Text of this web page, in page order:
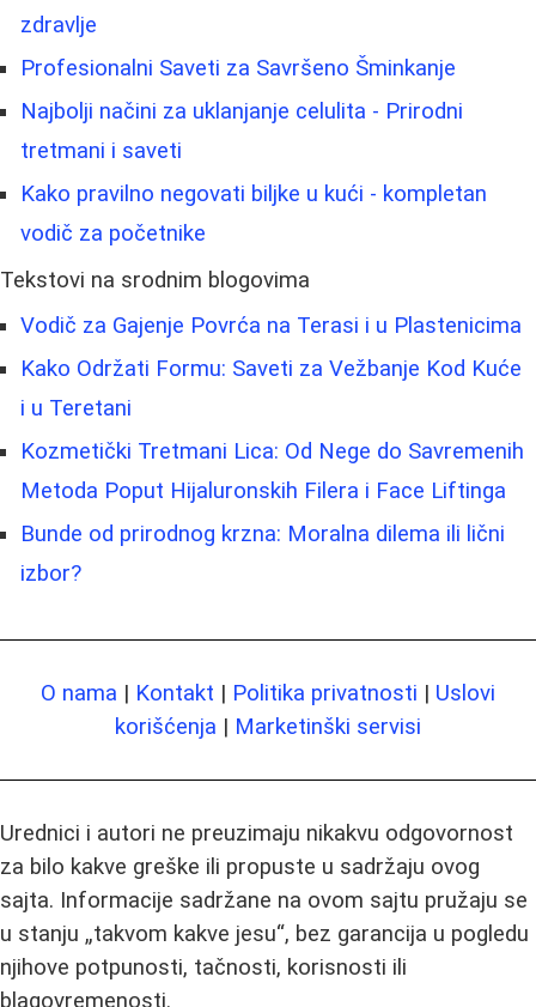
zdravlje
Profesionalni Saveti za Savršeno Šminkanje
Najbolji načini za uklanjanje celulita - Prirodni
tretmani i saveti
Kako pravilno negovati biljke u kući - kompletan
vodič za početnike
Tekstovi na srodnim blogovima
Vodič za Gajenje Povrća na Terasi i u Plastenicima
Kako Održati Formu: Saveti za Vežbanje Kod Kuće
i u Teretani
Kozmetički Tretmani Lica: Od Nege do Savremenih
Metoda Poput Hijaluronskih Filera i Face Liftinga
Bunde od prirodnog krzna: Moralna dilema ili lični
izbor?
O nama | Kontakt | Politika privatnosti | Uslovi
korišćenja | Marketinški servisi
Urednici i autori ne preuzimaju nikakvu odgovornost
za bilo kakve greške ili propuste u sadržaju ovog
sajta. Informacije sadržane na ovom sajtu pružaju se
u stanju „takvom kakve jesu“, bez garancija u pogledu
njihove potpunosti, tačnosti, korisnosti ili
blagovremenosti.